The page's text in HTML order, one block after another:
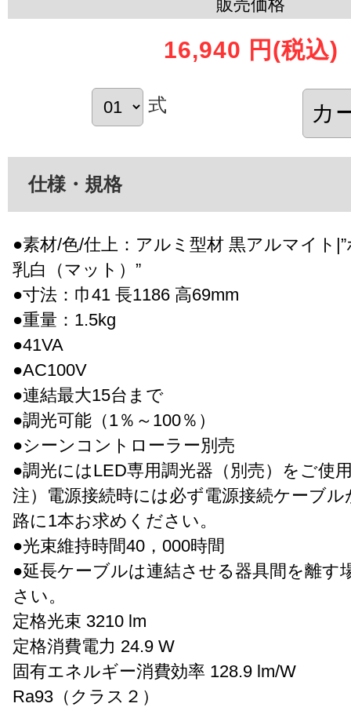
販売価格
16,940 円 (税込)
式
仕様・規格
●素材/色/仕上：アルミ型材 黒アルマイト
乳白（マット）”
●寸法：巾41 長1186 高69mm
●重量：1.5kg
●41VA
●AC100V
●連結最大15台まで
●調光可能（1％～100％）
●シーンコントローラー別売
●調光にはLED専用調光器（別売）をご使
注）電源接続時には必ず電源接続ケーブ
路に1本お求めください。
●光束維持時間40，000時間
●延長ケーブルは連結させる器具間を離す
さい。
定格光束 3210 lm
定格消費電力 24.9 W
固有エネルギー消費効率 128.9 lm/W
Ra93（クラス２）